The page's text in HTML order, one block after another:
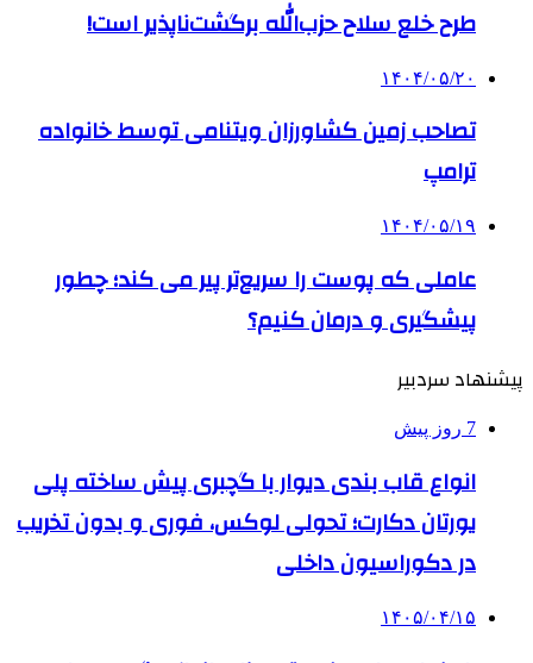
طرح خلع سلاح حزب‌الله برگشت‌ناپذیر است!
۱۴۰۴/۰۵/۲۰
تصاحب زمین کشاورزان ویتنامی توسط خانواده
ترامپ
۱۴۰۴/۰۵/۱۹
عاملی که پوست را سریع‌تر پیر می کند؛ چطور
پیشگیری و درمان کنیم؟
پیشنهاد سردبیر
7 روز پیش
انواع قاب بندی دیوار با گچبری پیش ساخته پلی
یورتان دکارت؛ تحولی لوکس، فوری و بدون تخریب
در دکوراسیون داخلی
۱۴۰۵/۰۴/۱۵